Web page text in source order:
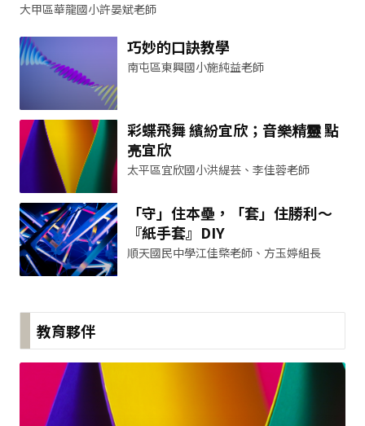
大甲區華龍國小許晏斌老師
巧妙的口訣教學
南屯區東興國小施純益老師
彩蝶飛舞 繽紛宜欣；音樂精靈 點
亮宜欣
太平區宜欣國小洪緹芸、李佳蓉老師
「守」住本壘，「套」住勝利～
『紙手套』DIY
順天國民中學江佳檠老師、方玉婷組長
教育夥伴